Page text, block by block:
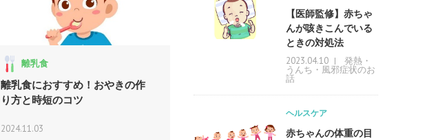
離乳食
離乳食におすすめ！おやきの作
り方と時短のコツ
2024.11.03
【医師監修】赤ちゃ
んが咳きこんでいる
ときの対処法
2023.04.10 発熱・
うんち・風邪症状のお
話
ヘルスケア
赤ちゃんの体重の目